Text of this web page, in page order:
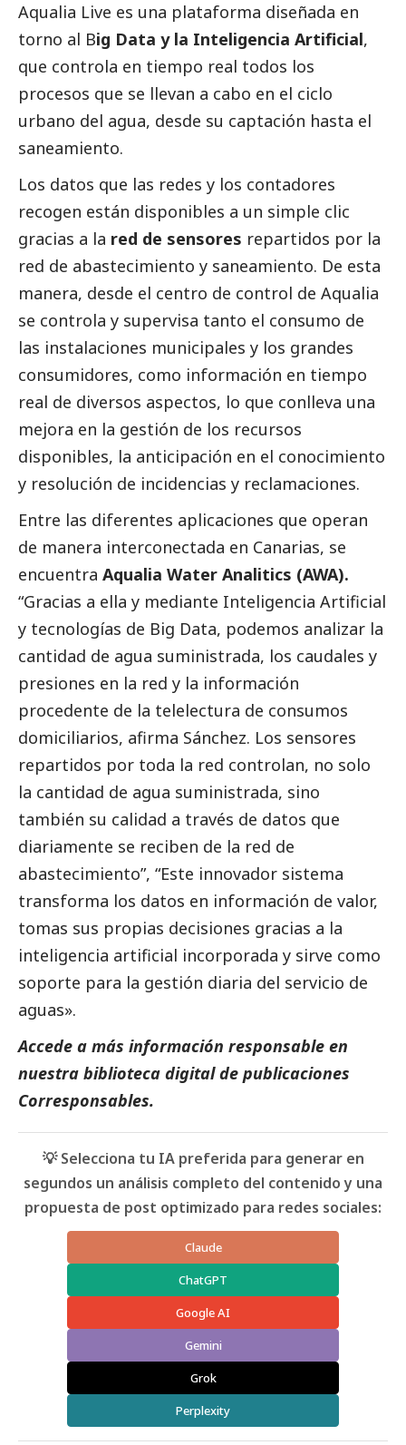
Aqualia Live es una plataforma diseñada en
torno al Big Data y la Inteligencia Artificial,
que controla en tiempo real todos los
procesos que se llevan a cabo en el ciclo
urbano del agua, desde su captación hasta el
saneamiento.
Los datos que las redes y los contadores
recogen están disponibles a un simple clic
gracias a la red de sensores repartidos por la
red de abastecimiento y saneamiento. De esta
manera, desde el centro de control de Aqualia
se controla y supervisa tanto el consumo de
las instalaciones municipales y los grandes
consumidores, como información en tiempo
real de diversos aspectos, lo que conlleva una
mejora en la gestión de los recursos
disponibles, la anticipación en el conocimiento
y resolución de incidencias y reclamaciones.
Entre las diferentes aplicaciones que operan
de manera interconectada en Canarias, se
encuentra Aqualia Water Analitics (AWA).
“Gracias a ella y mediante Inteligencia Artificial
y tecnologías de Big Data, podemos analizar la
cantidad de agua suministrada, los caudales y
presiones en la red y la información
procedente de la telelectura de consumos
domiciliarios, afirma Sánchez. Los sensores
repartidos por toda la red controlan, no solo
la cantidad de agua suministrada, sino
también su calidad a través de datos que
diariamente se reciben de la red de
abastecimiento”, “Este innovador sistema
transforma los datos en información de valor,
tomas sus propias decisiones gracias a la
inteligencia artificial incorporada y sirve como
soporte para la gestión diaria del servicio de
aguas».
Accede a más información responsable en
nuestra biblioteca digital de publicaciones
Corresponsables.
💡 Selecciona tu IA preferida para generar en
segundos un análisis completo del contenido y una
propuesta de post optimizado para redes sociales:
Claude
ChatGPT
Google AI
Gemini
Grok
Perplexity